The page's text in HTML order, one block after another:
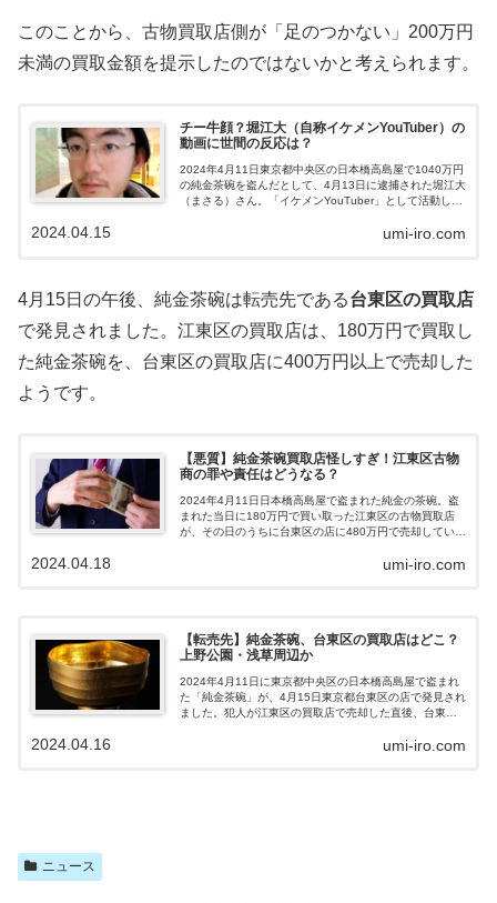
このことから、古物買取店側が「足のつかない」200万円
未満の買取金額を提示したのではないかと考えられます。
チー牛顔？堀江大（自称イケメンYouTuber）の
動画に世間の反応は？
2024年4月11日東京都中央区の日本橋高島屋で1040万円
の純金茶碗を盗んだとして、4月13日に逮捕された堀江大
（まさる）さん。「イケメンYouTuber」として活動して
いるようです。「チー牛」とはどういう意味なのでしょ
メンYouTuber？堀江大さんは、「大堀江」として
YouTubeで活動しています。チャンネルの説明欄を見る
と 名前：大堀江 チャンネル登録者：108人 投稿動画数...
umi-iro.com
2024.04.15
4月15日の午後、純金茶碗は転売先である台東区の買取店
で発見されました。江東区の買取店は、180万円で買取し
た純金茶碗を、台東区の買取店に400万円以上で売却した
ようです。
【悪質】純金茶碗買取店怪しすぎ！江東区古物
商の罪や責任はどうなる？
2024年4月11日日本橋高島屋で盗まれた純金の茶碗。盗
まれた当日に180万円で買い取った江東区の古物買取店
が、その日のうちに台東区の店に480万円で売却していた
質なのではないか？罪や責任はどうなるのか？と話題に
東区の古物買取店」で180万円で売却しています。380g
の純金製の茶碗なので、事件当時の金の相場「1g＝
umi-iro.com
2024.04.18
【転売先】純金茶碗、台東区の買取店はどこ？
上野公園・浅草周辺か
2024年4月11日に東京都中央区の日本橋高島屋で盗まれ
た「純金茶碗」が、4月15日東京都台東区の店で発見され
ました。犯人が江東区の買取店で売却した直後、台東区
公園」や「浅草」があり、観光でも人気の地域です。純
umi-iro.com
2024.04.16
ニュース